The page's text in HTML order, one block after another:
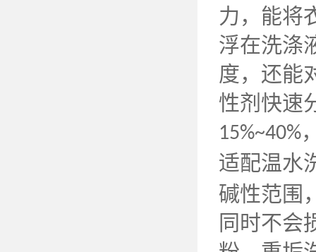
力，能将
浮在洗涤
度，还能
性剂快速
15%~40%
适配温水
碱性范围
同时不会